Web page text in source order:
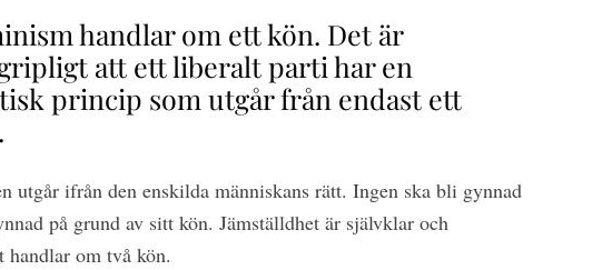
handlar om ett kön. Det är
att ett liberalt parti har en
princip som utgår från endast ett
utgår ifrån den enskilda människans rätt. Ingen ska bli gynnad
på grund av sitt kön. Jämställdhet är självklar och
handlar om två kön.